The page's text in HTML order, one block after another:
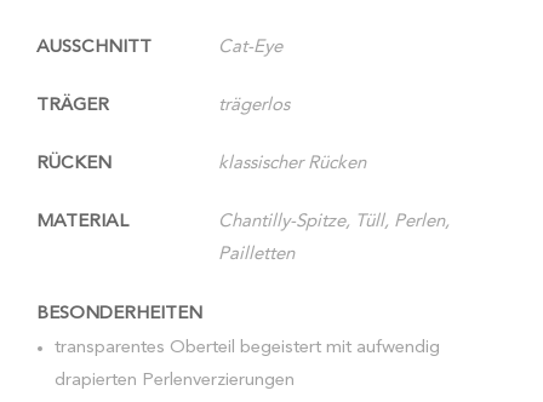
AUSSCHNITT Cat-Eye
TRÄGER trägerlos
RÜCKEN klassischer Rücken
MATERIAL
Chantilly-Spitze, Tüll, Perlen,
Pailletten
BESONDERHEITEN
transparentes Oberteil begeistert mit aufwendig
drapierten Perlenverzierungen